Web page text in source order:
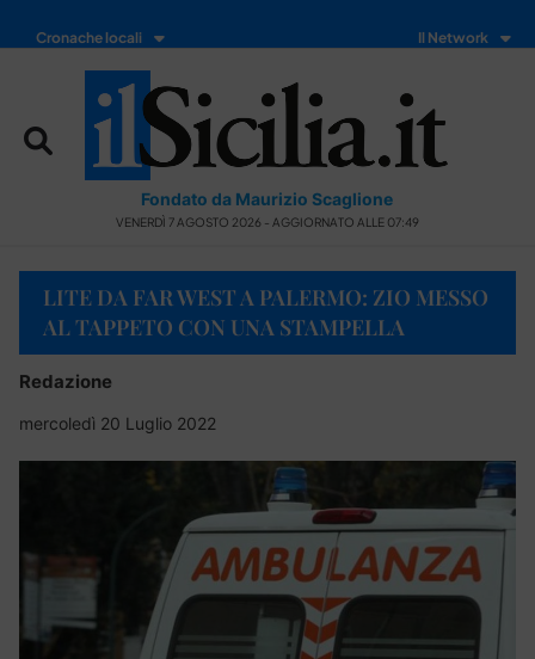
Cronache locali Il Network
Fondato da Maurizio Scaglione
VENERDÌ 7 AGOSTO 2026 - AGGIORNATO ALLE 07:49
LITE DA FAR WEST A PALERMO: ZIO MESSO
AL TAPPETO CON UNA STAMPELLA
Redazione
mercoledì 20 Luglio 2022